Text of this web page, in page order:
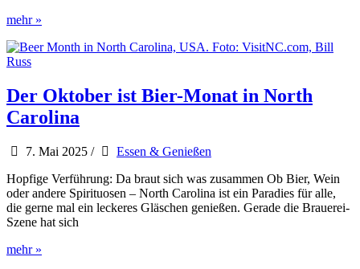
Natur
in
North
Frühling
mehr »
Der Oktober ist Bier-Monat in North
Carolina
7. Mai 2025 /
Essen & Genießen
Hopfige Verführung: Da braut sich was zusammen Ob Bier, Wein
oder andere Spirituosen – North Carolina ist ein Paradies für alle,
die gerne mal ein leckeres Gläschen genießen. Gerade die Brauerei-
Szene hat sich
Der
mehr »